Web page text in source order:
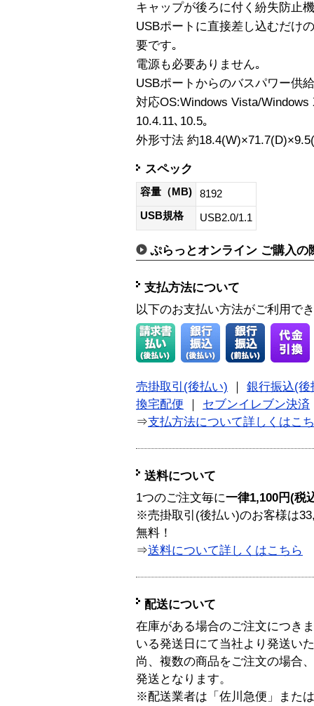
キャップが後ろに付く紛失防止
USBポートに直接差し込むだけ
要です｡
電源も必要ありません｡
USBポートからのバスパワー供
対応OS:Windows Vista/
10.4.11､10.5｡
外形寸法 約
スペック
容量（MB)
8192
USB規格
USB2.0/1.1
ぷらっとオンライン ご購入の
支払方法について
以下のお支払い方法がご利用で
売掛取引(後払い) ｜ 銀行振込(後
換宅配便 ｜ セブンイレブン決済
⇒支払方法について詳しくはこ
送料について
1つのご注文毎に一律1,100円(税
※売掛取引(後払い)のお客様は
無料！
⇒送料について詳しくはこちら
配送について
在庫がある場合のご注文につき
いる発送日にて当社より発送い
尚、複数の商品をご注文の場合
発送となります。
※配送業者は「佐川急便」また